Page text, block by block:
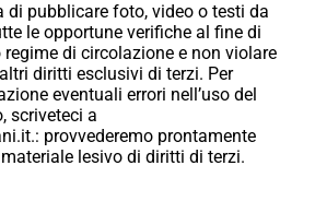
pubblicare foto, video o testi da
le opportune verifiche al fine di
di circolazione e non violare
diritti esclusivi di terzi. Per
eventuali errori nell’uso del
scriveteci a
provvederemo prontamente
lesivo di diritti di terzi.